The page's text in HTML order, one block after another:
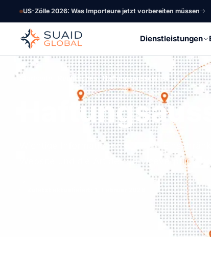
US-Zölle 2026: Was Importeure jetzt vorbereiten müssen
Dienstleistungen
Rechtliches Haftungsausschluss
Wichtige Informationen über die
Website und die Art der